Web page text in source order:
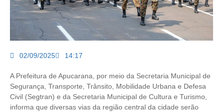
02/09/2025 14:17
A Prefeitura de Apucarana, por meio da Secretaria Municipal de
Segurança, Transporte, Trânsito, Mobilidade Urbana e Defesa
Civil (Segtran) e da Secretaria Municipal de Cultura e Turismo,
informa que diversas vias da região central da cidade serão